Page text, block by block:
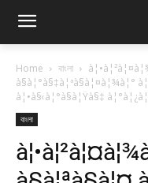
Home বাংলা
à¦•à§‹à¦°à§à¦Ÿà§‡
বাংলা